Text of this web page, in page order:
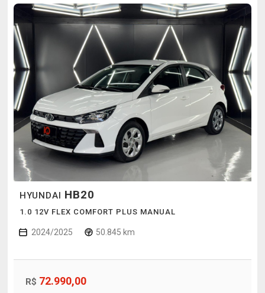
HYUNDAI HB20
1.0 12V FLEX COMFORT PLUS MANUAL
2024/2025 50.845 km
R$ 72.990,00